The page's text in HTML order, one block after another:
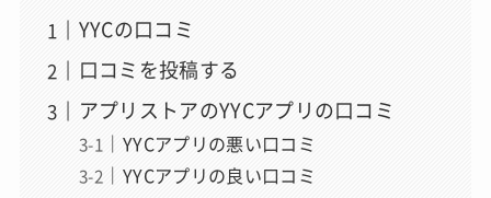
YYCの口コミ
口コミを投稿する
アプリストアのYYCアプリの口コミ
YYCアプリの悪い口コミ
YYCアプリの良い口コミ